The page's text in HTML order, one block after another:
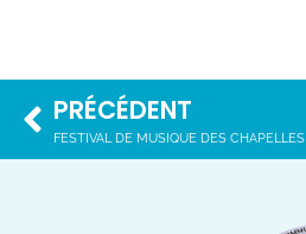
PRÉCÉDENT
FESTIVAL DE MUSIQUE DES CHAPELLES